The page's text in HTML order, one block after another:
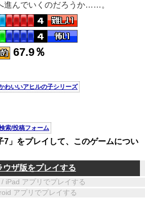
進んでいくのだろうか……。
67.9％
わいいアヒルの子シリーズ
索/投稿フォーム
7」をプレイして、このゲームについ
ウザ版をプレイする
iPad アプリでプレイする
アプリでプレイする